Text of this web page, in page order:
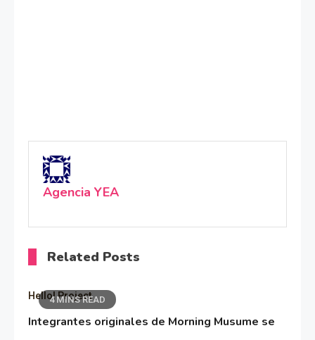
Agencia YEA
Related Posts
4 MINS READ
Hello! Project
Integrantes originales de Morning Musume se